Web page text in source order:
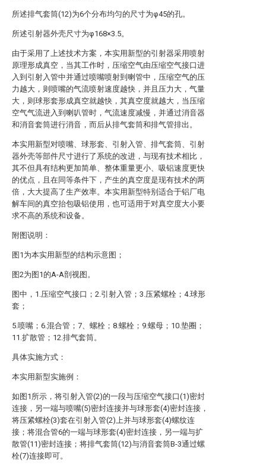
所述排气套筒(12)为6个分布均匀的尺寸为φ45的孔。
所述引射器外壳尺寸为φ168×3.5。
由于采用了上述技术方案，本实用新型的引射器采用喷射
原理形成真空，当其工作时，压缩空气由压缩空气接口进
入到引射入管中并通过喷嘴喷射到喇管中，压缩空气的压
力越大，则喷嘴的气流喷射速度越快，并且压力大，气量
大，则球形套形成真空就越快，其真空度就越大，当压缩
空气气流进入到喇叭管时，气流速度减慢，并通过消音器
和消音套筒进行消音，而后从排气套筒和排气管排出。
本实用新型对喷嘴、球形套、引射入管、排气套筒、引射
器外壳等部件尺寸进行了系统的改进，与现有技术相比，
其不但具有结构更加简单、整体重量更小、吸铝速度更快
的优点，且在同等条件下，产生的真空度是现有技术的两
倍，大大提高了生产效率。本实用新型特别适合于铝厂电
解车间的真空抬包吸铝使用，也可适用于对真空度大小要
求不高的系统和设备。
附图说明：
图1为本实用新型的结构示意图；
图2为图1的A-A剖视图。
图中，1.压缩空气接口；2.引射入管；3.压紧螺栓；4.球形
套；
5.喷嘴；6.混合管；7、螺栓；8.螺栓；9.螺母；10.垫圈；
11.扩散管；12.排气套筒。
具体实施方式：
本实用新型实施例：
如图1所示，将引射入管(2)的一段与压缩空气接口(1)密封
连接，另一端与喷嘴(5)密封连接并与球形套(4)密封连接，
将压紧螺栓(3)套在引射入管(2)上并与球形套(4)螺纹连
接；将混合管6的一端与球形套(4)密封连接，另一端与扩
散管(11)密封连接；将排气套筒(12)与消音套筒B-3通过螺
栓(7)连接即可。